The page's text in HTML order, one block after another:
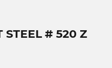
STEEL # 520 Z